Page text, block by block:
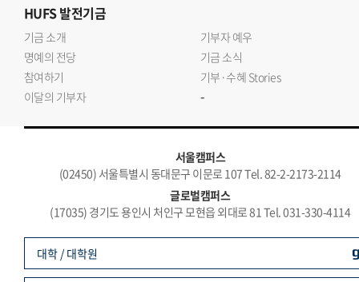
HUFS발전기금
기금 소개
기부자 예우
명예의 전당
기금 소식
참여하기
기부·수혜 Stories
이달의 기부자
-
서울캠퍼스
(02450) 서울특별시 동대문구 이문로 107 Tel. 82-2-2173-2114
글로벌캠퍼스
(17035) 경기도 용인시 처인구 모현읍 외대로 81 Tel. 031-330-4114
대학 / 대학원